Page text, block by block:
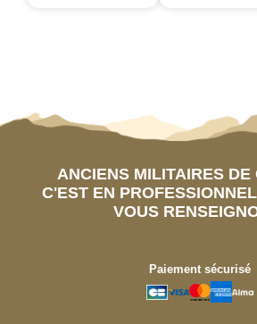
ANCIENS MILITAIRES DE
C'EST EN
VOUS
Paiement sécurisé